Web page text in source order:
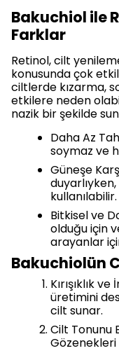
Bakuchiol ile
Farklar
Retinol, cilt
konusunda çok
ciltlerde kızarma,
etkilere neden
nazik bir şekilde
Daha Az
soymaz ve
Güneşe
kullanılabilir.
Bitkisel ve
olduğu için
arayanlar
Bakuchiolün
Kırışıklık
üretimini
cilt sunar.
Cilt Tonunu